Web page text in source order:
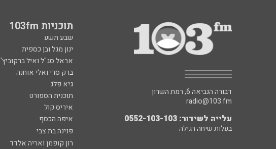
תוכניות 103fm
שבע תשע
ינון מגל ובן כספית
אראל סג"ל ואיל ברקוביץ'
ברק סרי ואלי אוחנה
גיא פלג
תוכנית הספורט
איריס קול
איפה הכסף
פנינה בת צבי
רון קופמן ואריה אלדד
דבורה הנביאה 6, רמת השרון
radio@103.fm
עלייה לשידור: 0552-103-103
בעלות שיחה רגילה